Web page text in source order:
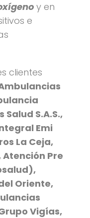
y en
e
clientes
S.A.S.,
Emi
La Ceja,
Atención Pre
Oriente,
Vigías,